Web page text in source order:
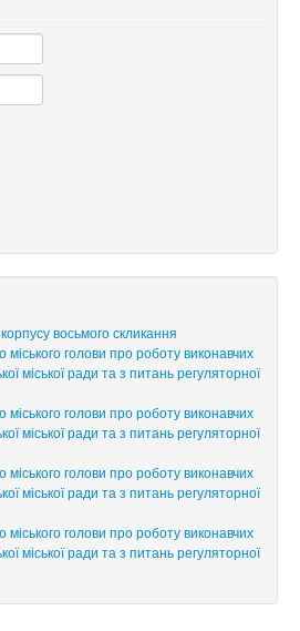
восьмого скликання
міського голови про роботу виконавчих
міської ради та з питань регуляторної
міського голови про роботу виконавчих
міської ради та з питань регуляторної
міського голови про роботу виконавчих
міської ради та з питань регуляторної
міського голови про роботу виконавчих
міської ради та з питань регуляторної